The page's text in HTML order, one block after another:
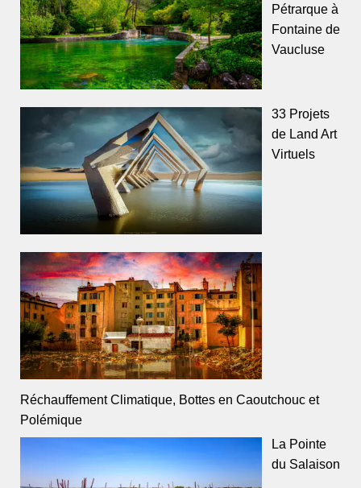
Pétrarque à
Fontaine de
Vaucluse
33 Projets
de Land Art
Virtuels
Réchauffement Climatique, Bottes en Caoutchouc et
Polémique
La Pointe
du Salaison